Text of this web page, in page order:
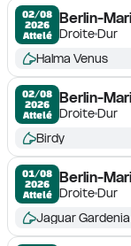
02/08
2026
Attelé
Berlin-
DroiteDur
Halma Venus
02/08
2026
Attelé
Berlin-
DroiteDur
Birdy
01/08
2026
Attelé
Berlin-
DroiteDur
Jaguar Gardenia